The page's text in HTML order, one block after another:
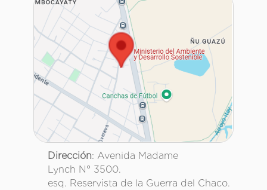
Dirección: Avenida Madame
Lynch N° 3500.
esq. Reservista de la Guerra del Chaco.